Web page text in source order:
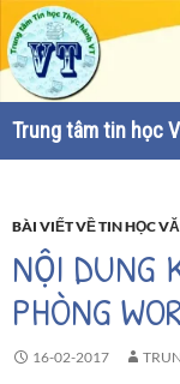
Trung tâm tin học
kiếm
DUNG
BÀI VIẾT VỀ TIN HỌC
NỘI DUNG
PHÒNG
16-02-2017